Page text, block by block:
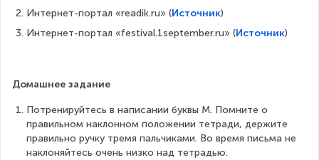
Интернет-портал «readik.ru» (Источник)
Интернет-портал «festival.1september.ru» (Источник)
Домашнее задание
Потренируйтесь в написании буквы М. Помните о
правильном наклонном положении тетради, держите
правильно ручку тремя пальчиками. Во время письма не
наклоняйтесь очень низко над тетрадью.